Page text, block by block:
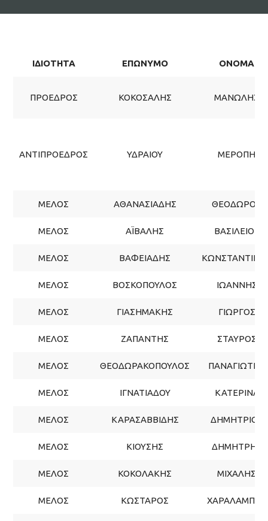
ΙΔΙΟΤΗΤΑ ΕΠΩΝΥΜΟ ΟΝΟΜΑ
ΠΡΟΕΔΡΟΣ ΚΟΚΟΣΑΛΗΣ ΜΑΝΩΛΗΣ
ΑΝΤΙΠΡΟΕΔΡΟΣ ΥΔΡΑΙΟΥ ΜΕΡΟΠΗ
ΜΕΛΟΣ ΑΘΑΝΑΣΙΑΔΗΣ ΘΕΟΔΩΡΟΣ
ΜΕΛΟΣ ΑΪΒΑΛΗΣ ΒΑΣΙΛΕΙΟΣ
ΜΕΛΟΣ ΒΑΦΕΙΑΔΗΣ
ΜΕΛΟΣ ΒΟΣΚΟΠΟΥΛΟΣ ΙΩΑΝΝΗΣ
ΜΕΛΟΣ ΓΙΑΣHΜΑΚΗΣ ΓΙΩΡΓΟΣ
ΜΕΛΟΣ ΖΑΠΑΝΤΗΣ ΣΤΑΥΡΟΣ
ΜΕΛΟΣ ΘΕΟΔΩΡΑΚΟΠΟΥΛΟΣ ΠΑΝΑΓΙΩΤΗΣ
ΜΕΛΟΣ ΙΓΝΑΤΙΑΔΟΥ ΚΑΤΕΡΙΝΑ
ΜΕΛΟΣ ΚΑΡΑΣΑΒΒΙΔΗΣ ΔΗΜΗΤΡΙΟΣ
ΜΕΛΟΣ ΚΙΟΥΣΗΣ ΔΗΜΗΤΡΗΣ
ΜΕΛΟΣ ΚΟΚΟΛΑΚΗΣ ΜΙΧΑΛΗΣ
ΜΕΛΟΣ ΚΩΣΤΑΡΟΣ ΧΑΡΑΛΑΜΠΟΣ